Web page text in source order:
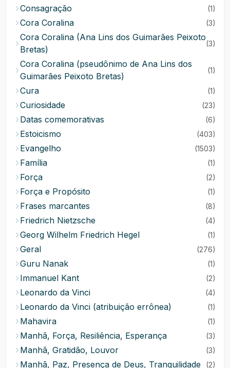
Consagração (1)
Cora Coralina (3)
Cora Coralina (Ana Lins dos Guimarães Peixoto
Bretas)
(3)
Cora Coralina (pseudônimo de Ana Lins dos
Guimarães Peixoto Bretas)
(1)
Cura (1)
Curiosidade (23)
Datas comemorativas (6)
Estoicismo (403)
Evangelho (1503)
Família (1)
Força (2)
Força e Propósito (1)
Frases marcantes (8)
Friedrich Nietzsche (4)
Georg Wilhelm Friedrich Hegel (1)
Geral (276)
Guru Nanak (1)
Immanuel Kant (2)
Leonardo da Vinci (4)
Leonardo da Vinci (atribuição errônea) (1)
Mahavira (1)
Manhã, Força, Resiliência, Esperança (3)
Manhã, Gratidão, Louvor (3)
Manhã, Paz, Presença de Deus, Tranquilidade (2)